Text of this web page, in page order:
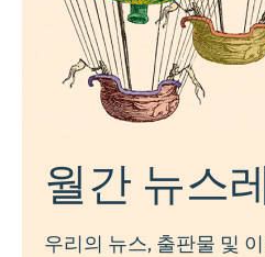
월간 뉴스
우리의 뉴스, 출판물 및